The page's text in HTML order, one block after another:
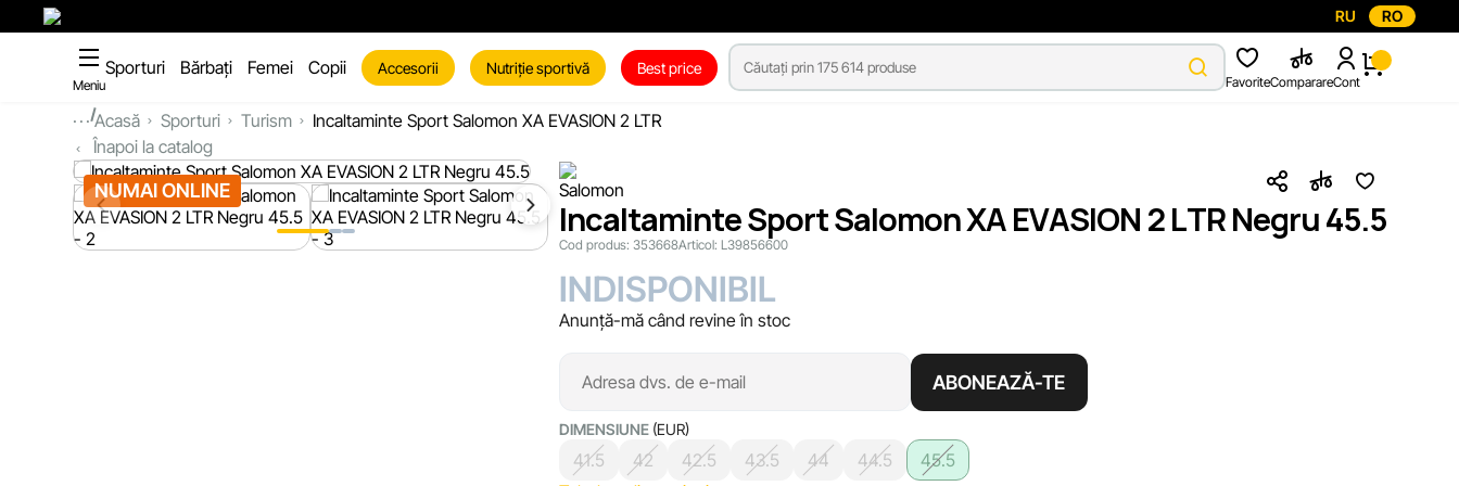
RU RO
Meniu
Sporturi Bărbați Femei Copii Accesorii Nutriție sportivă Best price
FavoriteComparareCont
...Acasă Sporturi Turism
Incaltaminte Sport Salomon XA EVASION 2 LTR
Înapoi la catalog
NUMAI ONLINE
Incaltaminte Sport Salomon XA EVASION 2 LTR Negru 45.5
Cod produs: 353668Articol: L39856600
INDISPONIBIL
Anunță-mă când revine în stoc
ABONEAZĂ-TE
DIMENSIUNE (EUR)
41.5 42 42.5 43.5 44 44.5
45.5